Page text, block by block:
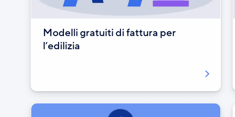
Modelli gratuiti di fattura per
l’edilizia